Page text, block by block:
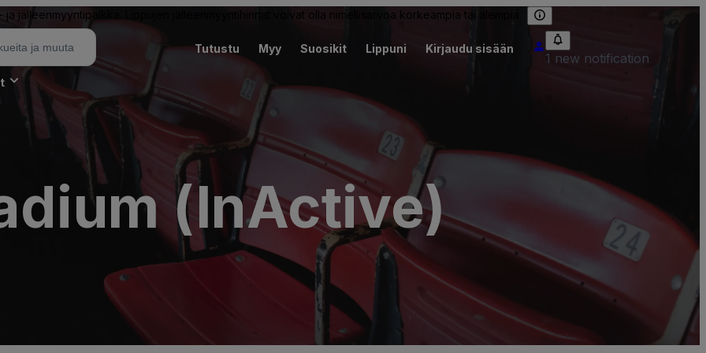
ja jälleenmyyntipaikka. Lippujen jälleenmyyntihinnat voivat olla nimellisarvoa korkeampia tai alempia.
Tutustu Myy Suosikit Lippuni Kirjaudu sisään
1 new notification
(InActive)